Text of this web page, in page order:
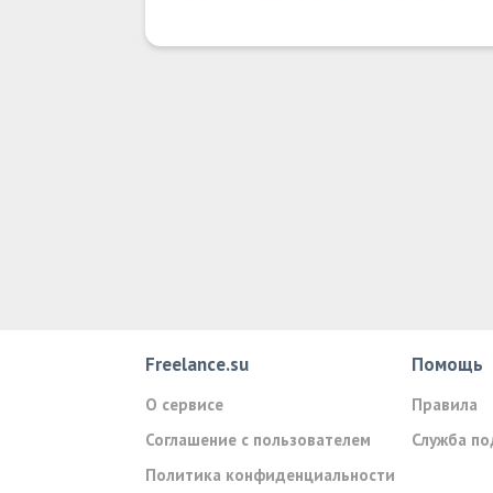
Freelance.su
О сервисе
Соглашение с пользователем
Политика конфиденциальности
Помощь
Правила
Служба